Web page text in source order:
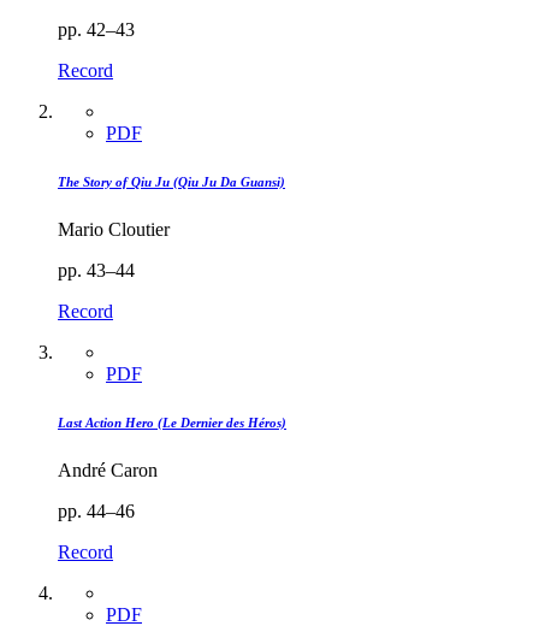
pp. 42–43
Record
PDF
The Story of Qiu Ju (Qiu Ju Da Guansi)
Mario Cloutier
pp. 43–44
Record
PDF
Last Action Hero (Le Dernier des Héros)
André Caron
pp. 44–46
Record
PDF